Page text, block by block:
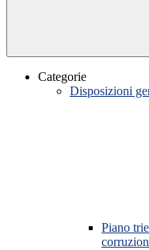
Categorie
Disposizioni
Piano